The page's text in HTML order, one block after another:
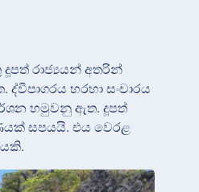
රාජ්‍යයන් අතරින්
හරහා සංචාරය
හමුවනු ඇත. දූපත්
සපයයි. එය වෙරළ